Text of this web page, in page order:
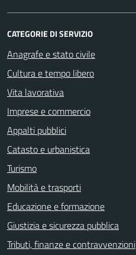
CATEGORIE DI SERVIZIO
Anagrafe e stato civile
Cultura e tempo libero
Vita lavorativa
Imprese e commercio
Appalti pubblici
Catasto e urbanistica
Turismo
Mobilità e trasporti
Educazione e formazione
Giustizia e sicurezza pubblica
Tributi, finanze e contravvenzioni